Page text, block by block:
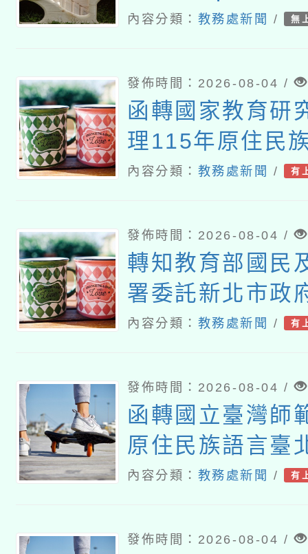
內容分類： 教務處新聞 / 無
發佈時間：2026-08-04 /
函轉國家教育研
理115年原住民
研討會「原住民
內容分類： 教務處新聞 / 有
發佈時間：2026-08-04 /
轉知教育部國民
署委託新北市政
理「115年度教
素養工作坊新北
內容分類： 教務處新聞 / 有
發佈時間：2026-08-04 /
函轉國立臺灣師
原住民族語言臺
115年度第2期
內容分類： 教務處新聞 / 有
發佈時間：2026-08-04 /